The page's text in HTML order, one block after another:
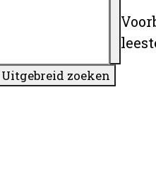
Uitgebreid zoeken